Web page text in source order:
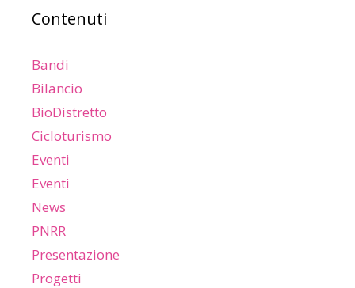
Contenuti
Bandi
Bilancio
BioDistretto
Cicloturismo
Eventi
Eventi
News
PNRR
Presentazione
Progetti